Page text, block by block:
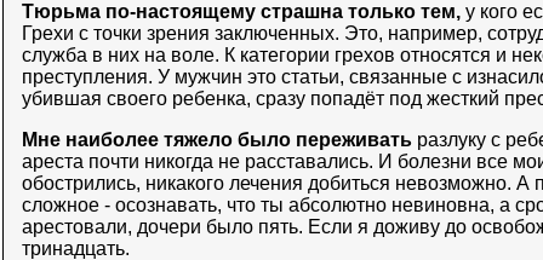
Тюрьма по-настоящему страшна только тем, у кого
Грехи с точки зрения заключенных. Это, например,
служба в них на воле. К категории грехов относятся и
преступления. У мужчин это статьи, связанные с
убившая своего ребенка, сразу попадёт под жесткий
Мне наиболее тяжело было переживать разлуку с
ареста почти никогда не расставались. И болезни все
обострились, никакого лечения добиться невозможно. А
сложное - осознавать, что ты абсолютно невиновна, а
арестовали, дочери было пять. Если я доживу до
тринадцать.